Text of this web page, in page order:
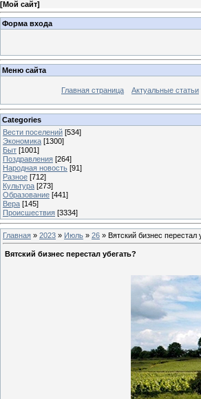
[Мой сайт]
Форма входа
Меню сайта
Главная страница Актуальные статьи
Categories
Вести поселений [534]
Экономика [1300]
Быт [1001]
Поздравления [264]
Народная новость [91]
Разное [712]
Культура [273]
Образование [441]
Вера [145]
Происшествия [3334]
Главная » 2023 » Июль » 26 » Вятский бизнес перестал
Вятский бизнес перестал убегать?